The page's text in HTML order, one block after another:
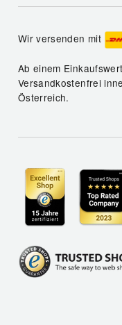
Wir versenden mit
Ab einem
Versandkostenfrei
Österreich.